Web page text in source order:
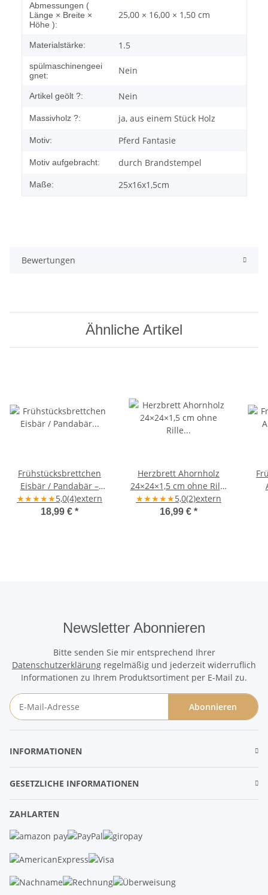
Abmessungen (
Länge × Breite ×
Höhe ):
25,00 × 16,00 × 1,50 cm
Materialstärke: 1.5
spülmaschinengeei
gnet:
Nein
Artikel geölt ?: Nein
Massivholz ?: ja, aus einem Stück Holz
Motiv: Pferd Fantasie
Motiv aufgebracht: durch Brandstempel
Maße: 25x16x1,5cm
Bewertungen
Ähnliche Artikel
Frühstücksbrettchen
Eisbär / Pandabär –
Ahornholz
★★★★★5,0(4)extern
18,99 € *
Herzbrett Ahornholz
24×24×1,5 cm ohne Rille
„Mich muss man nicht
verstehen" –
★★★★★5,0(2)extern
16,99 € *
Newsletter Abonnieren
Bitte senden Sie mir entsprechend Ihrer
Datenschutzerklärung regelmäßig und jederzeit widerruflich
Informationen zu Ihrem Produktsortiment per E-Mail zu.
Abonnieren
INFORMATIONEN
GESETZLICHE INFORMATIONEN
ZAHLARTEN